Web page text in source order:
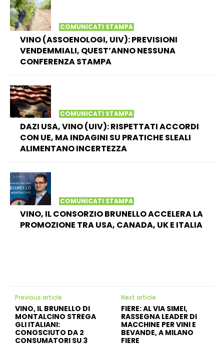
COMUNICATI STAMPA
VINO (ASSOENOLOGI, UIV): PREVISIONI
VENDEMMIALI, QUEST’ANNO NESSUNA
CONFERENZA STAMPA
COMUNICATI STAMPA
DAZI USA, VINO (UIV): RISPETTATI ACCORDI
CON UE, MA INDAGINI SU PRATICHE SLEALI
ALIMENTANO INCERTEZZA
COMUNICATI STAMPA
VINO, IL CONSORZIO BRUNELLO ACCELERA LA
PROMOZIONE TRA USA, CANADA, UK E ITALIA
Previous article
VINO, IL BRUNELLO DI
MONTALCINO STREGA
GLI ITALIANI:
CONOSCIUTO DA 2
CONSUMATORI SU 3
Next article
FIERE: AL VIA SIMEI,
RASSEGNA LEADER DI
MACCHINE PER VINI E
BEVANDE, A MILANO
FIERE